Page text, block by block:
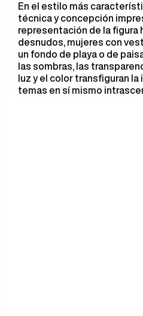
En el estilo más
técnica y concepción
representación de la figura
desnudos, mujeres con
un fondo de playa o de
las sombras, las
luz y el color transfiguran la
temas en sí mismo